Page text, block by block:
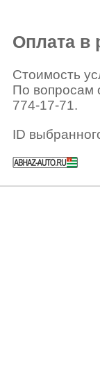
Оплата в
Стоимость
По вопросам
774-17-71.
ID